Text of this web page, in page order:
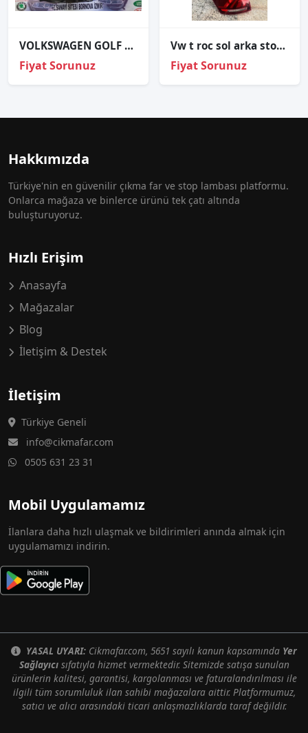
VOLKSWAGEN GOLF 7 ORJİNAL ÇIKMA SOL FAR
Fiyat Sorunuz
Vw t roc sol arka stop 2ga945095d
Fiyat Sorunuz
Hakkımızda
Türkiye'nin en güvenilir çıkma far ve stop lambası platformu.
Onlarca mağaza ve binlerce ürünü tek çatı altında
buluşturuyoruz.
Hızlı Erişim
Anasayfa
Mağazalar
Blog
İletişim & Destek
İletişim
Türkiye Geneli
info@cikmafar.com
0505 631 23 31
Mobil Uygulamamız
İlanlara daha hızlı ulaşmak ve bildirimleri anında almak için
uygulamamızı indirin.
YASAL UYARI: Cikmafar.com, 5651 sayılı kanun kapsamında Yer
Sağlayıcısıfatıyla hizmet vermektedir. Sitemizde satışa sunulan
ürünlerin kalitesi, garantisi, kargolanması ve faturalandırılması ile
ilgili tüm sorumluluk ilan sahibi mağazalara aittir. Platformumuz,
satıcı ve alıcı arasındaki ticari anlaşmazlıklarda taraf değildir.